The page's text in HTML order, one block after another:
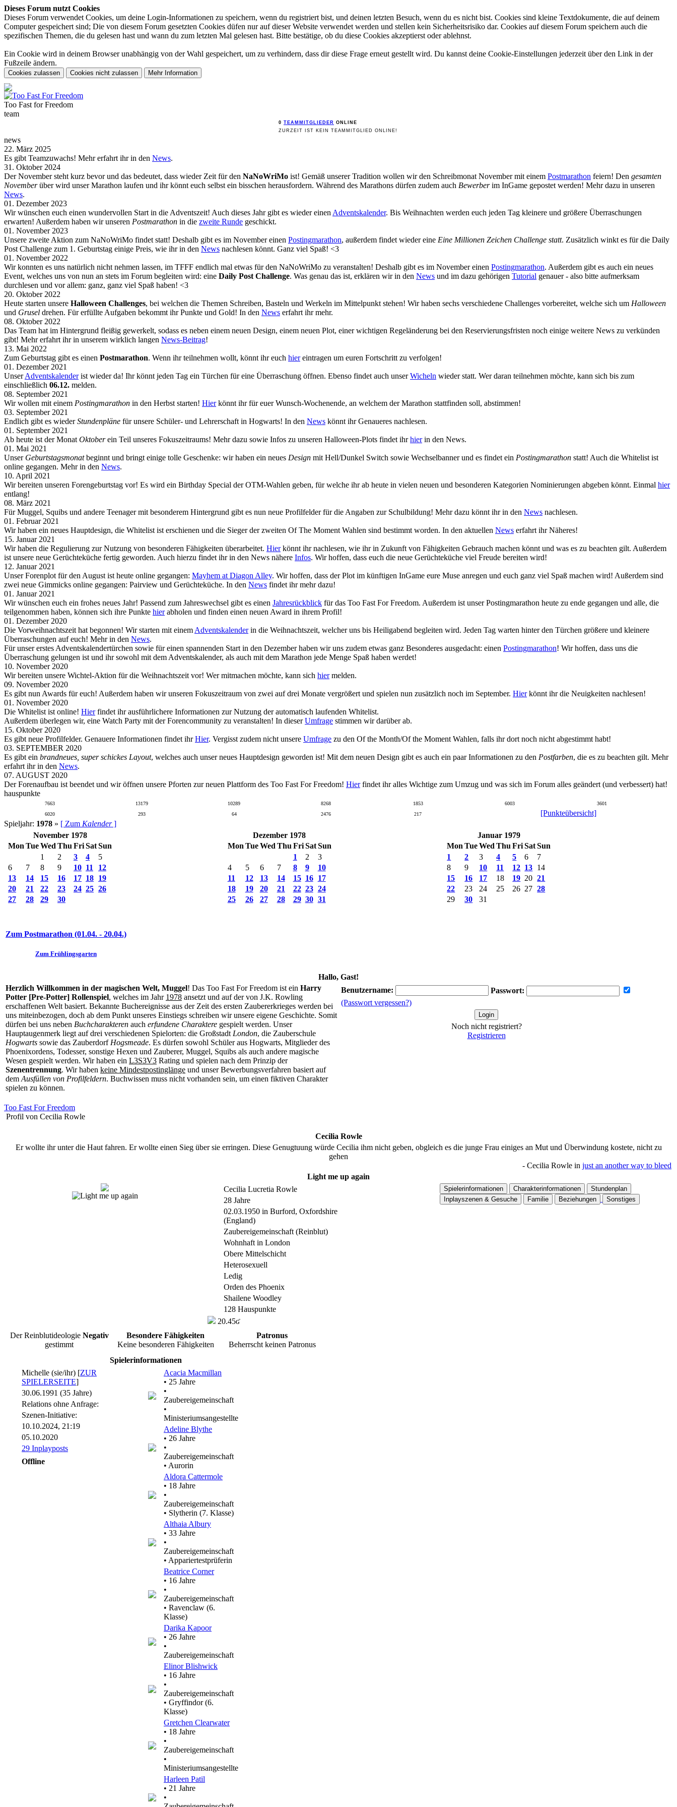
Dieses Forum nutzt Cookies
Dieses Forum verwendet Cookies, um deine Login-Informationen zu speichern, wenn du registriert bist, und deinen letzten Besuch, wenn du es nicht bist. Cookies sind kleine Textdokumente, die auf deinem
Computer gespeichert sind; Die von diesem Forum gesetzten Cookies düfen nur auf dieser Website verwendet werden und stellen kein Sicherheitsrisiko dar. Cookies auf diesem Forum speichern auch die
spezifischen Themen, die du gelesen hast und wann du zum letzten Mal gelesen hast. Bitte bestätige, ob du diese Cookies akzeptierst oder ablehnst.
Ein Cookie wird in deinem Browser unabhängig von der Wahl gespeichert, um zu verhindern, dass dir diese Frage erneut gestellt wird. Du kannst deine Cookie-Einstellungen jederzeit über den Link in der
Fußzeile ändern.
Too Fast forFreedom
team
0 TEAMMITGLIEDER ONLINE
ZURZEIT IST KEIN TEAMMITGLIED ONLINE!
news
22. März 2025
Es gibt Teamzuwachs! Mehr erfahrt ihr in den News.
31. Oktober 2024
Der November steht kurz bevor und das bedeutet, dass wieder Zeit für den NaNoWriMo ist! Gemäß unserer Tradition wollen wir den Schreibmonat November mit einem Postmarathon feiern! Den gesamten
Novemberüber wird unser Marathon laufen und ihr könnt euch selbst ein bisschen herausfordern. Während des Marathons dürfen zudem auch Bewerberim InGame gepostet werden! Mehr dazu in unseren
News.
01. Dezember 2023
Wir wünschen euch einen wundervollen Start in die Adventszeit! Auch dieses Jahr gibt es wieder einen Adventskalender. Bis Weihnachten werden euch jeden Tag kleinere und größere Überraschungen
erwarten! Außerdem haben wir unseren Postmarathon in die zweite Runde geschickt.
01. November 2023
Unsere zweite Aktion zum NaNoWriMo findet statt! Deshalb gibt es im November einen Postingmarathon, außerdem findet wieder eine Eine Millionen Zeichen Challenge statt. Zusätzlich winkt es für die Daily
Post Challenge zum 1. Geburtstag einige Preis, wie ihr in den News nachlesen könnt. Ganz viel Spaß! <3
01. November 2022
Wir konnten es uns natürlich nicht nehmen lassen, im TFFF endlich mal etwas für den NaNoWriMo zu veranstalten! Deshalb gibt es im November einen Postingmarathon. Außerdem gibt es auch ein neues
Event, welches uns von nun an stets im Forum begleiten wird: eine Daily Post Challenge. Was genau das ist, erklären wir in den News und im dazu gehörigen Tutorial genauer - also bitte aufmerksam
durchlesen und vor allem: ganz, ganz viel Spaß haben! <3
20. Oktober 2022
Heute starten unsere Halloween Challenges, bei welchen die Themen Schreiben, Basteln und Werkeln im Mittelpunkt stehen! Wir haben sechs verschiedene Challenges vorbereitet, welche sich um Halloween
und Grusel drehen. Für erfüllte Aufgaben bekommt ihr Punkte und Gold! In den News erfahrt ihr mehr.
08. Oktober 2022
Das Team hat im Hintergrund fleißig gewerkelt, sodass es neben einem neuen Design, einem neuen Plot, einer wichtigen Regeländerung bei den Reservierungsfristen noch einige weitere News zu verkünden
gibt! Mehr erfahrt ihr in unserem wirklich langen News-Beitrag!
13. Mai 2022
Zum Geburtstag gibt es einen Postmarathon. Wenn ihr teilnehmen wollt, könnt ihr euch hiereintragen um euren Fortschritt zu verfolgen!
01. Dezember 2021
UnserAdventskalenderist wieder da! Ihr könnt jeden Tag ein Türchen für eine Überraschung öffnen. Ebenso findet auch unserWicheln wieder statt. Wer daran teilnehmen möchte, kann sich bis zum
einschließlich 06.12. melden.
08. September 2021
Wir wollen mit einem Postingmarathon in den Herbst starten! Hierkönnt ihr für euer Wunsch-Wochenende, an welchem der Marathon stattfinden soll, abstimmen!
03. September 2021
Endlich gibt es wiederStundenpläne für unsere Schüler- und Lehrerschaft in Hogwarts! In den News könnt ihr Genaueres nachlesen.
01. September 2021
Ab heute ist der Monat Oktoberein Teil unseres Fokuszeitraums! Mehr dazu sowie Infos zu unseren Halloween-Plots findet ihrhierin den News.
01. Mai 2021
Unser Geburtstagsmonatbeginnt und bringt einige tolle Geschenke: wir haben ein neues Design mit Hell/Dunkel Switch sowie Wechselbanner und es findet ein Postingmarathon statt! Auch die Whitelist ist
online gegangen. Mehr in den News.
10. April 2021
Wir bereiten unseren Forengeburtstag vor! Es wird ein Birthday Special der OTM-Wahlen geben, für welche ihr ab heute in vielen neuen und besonderen Kategorien Nominierungen abgeben könnt. Einmal hier
entlang!
08. März 2021
Für Muggel, Squibs und andere Teenager mit besonderem Hintergrund gibt es nun neue Profilfelder für die Angaben zur Schulbildung! Mehr dazu könnt ihr in den News nachlesen.
01. Februar 2021
Wir haben ein neues Hauptdesign, die Whitelist ist erschienen und die Sieger der zweiten Of The Moment Wahlen sind bestimmt worden. In den aktuellen News erfahrt ihr Näheres!
15. Januar 2021
Wir haben die Regulierung zur Nutzung von besonderen Fähigkeiten überarbeitet. Hierkönnt ihr nachlesen, wie ihr in Zukunft von Fähigkeiten Gebrauch machen könnt und was es zu beachten gilt. Außerdem
ist unsere neue Gerüchteküche fertig geworden. Auch hierzu findet ihr in den News nähere Infos. Wir hoffen, dass euch die neue Gerüchteküche viel Freude bereiten wird!
12. Januar 2021
Unser Forenplot für den August ist heute online gegangen: Mayhem at Diagon Alley. Wir hoffen, dass der Plot im künftigen InGame eure Muse anregen und euch ganz viel Spaß machen wird! Außerdem sind
zwei neue Gimmicks online gegangen: Pairview und Gerüchteküche. In den News findet ihr mehr dazu!
01. Januar 2021
Wir wünschen euch ein frohes neues Jahr! Passend zum Jahreswechsel gibt es einen Jahresrückblick für das Too Fast For Freedom. Außerdem ist unser Postingmarathon heute zu ende gegangen und alle, die
teilgenommen haben, können sich ihre Punkte hierabholen und finden einen neuen Award in ihrem Profil!
01. Dezember 2020
Die Vorweihnachtszeit hat begonnen! Wir starten mit einem Adventskalenderin die Weihnachtszeit, welcher uns bis Heiligabend begleiten wird. Jeden Tag warten hinter den Türchen größere und kleinere
Überraschungen auf euch! Mehr in den News.
Für unser erstes Adventskalendertürchen sowie für einen spannenden Start in den Dezember haben wir uns zudem etwas ganz Besonderes ausgedacht: einen Postingmarathon! Wir hoffen, dass uns die
Überraschung gelungen ist und ihr sowohl mit dem Adventskalender, als auch mit dem Marathon jede Menge Spaß haben werdet!
10. November 2020
Wir bereiten unsere Wichtel-Aktion für die Weihnachtszeit vor! Wer mitmachen möchte, kann sich hiermelden.
09. November 2020
Es gibt nun Awards für euch! Außerdem haben wir unseren Fokuszeitraum von zwei auf drei Monate vergrößert und spielen nun zusätzlich noch im September. Hierkönnt ihr die Neuigkeiten nachlesen!
01. November 2020
Die Whitelist ist online! Hierfindet ihr ausführlichere Informationen zur Nutzung der automatisch laufenden Whitelist.
Außerdem überlegen wir, eine Watch Party mit der Forencommunity zu veranstalten! In dieserUmfrage stimmen wir darüber ab.
15. Oktober 2020
Es gibt neue Profilfelder. Genauere Informationen findet ihrHier. Vergisst zudem nicht unsere Umfrage zu den Of the Month/Of the Moment Wahlen, falls ihr dort noch nicht abgestimmt habt!
03. SEPTEMBER 2020
Es gibt ein brandneues, super schickes Layout, welches auch unser neues Hauptdesign geworden ist! Mit dem neuen Design gibt es auch ein paar Informationen zu den Postfarben, die es zu beachten gilt. Mehr
erfahrt ihr in den News.
07. AUGUST 2020
Der Forenaufbau ist beendet und wir öffnen unsere Pforten zur neuen Plattform des Too Fast For Freedom! Hierfindet ihr alles Wichtige zum Umzug und was sich im Forum alles geändert (und verbessert) hat!
hauspunkte
7663 13179 10289 8268 1853 6003
3601
6020
293 64 2476 217
[Punkteübersicht]
Spieljahr: 1978 » [ Zum Kalender]
November 1978
Mon TueWed Thu FriSatSun
1
2 3 4
5
6
7 8 9 10 11
12
13
14 15 16 17 18 19
20
21 22 23 24 25 26
27
28 29 30
Dezember 1978
Mon TueWed Thu FriSatSun
1
2
3
4
5 6 7 8 9
10
11
12 13 14 15 16
17
18
19 20 21 22 23 24
25
26 27 28 29 30 31
Januar 1979
Mon TueWed Thu FriSatSun
1
2 3 4 5 6
7
8
9 10 11 12 13 14
15
16 17 18 19 20 21
22
23 24 25 26 27 28
29
30 31
Zum Postmarathon (01.04. - 20.04.)
Zum Frühlingsgarten
Hallo, Gast!
Herzlich Willkommen in der magischen Welt, Muggel! Das Too Fast For Freedom ist ein Harry
Potter [Pre-Potter] Rollenspiel, welches im Jahr 1978 ansetzt und auf der von J.K. Rowling
erschaffenen Welt basiert. Bekannte Buchereignisse aus der Zeit des ersten Zaubererkrieges werden bei
uns miteinbezogen, doch ab dem Punkt unseres Einstiegs schreiben wir unsere eigene Geschichte. Somit
dürfen bei uns neben Buchcharakteren auch erfundene Charaktere gespielt werden. Unser
Hauptaugenmerk liegt auf drei verschiedenen Spielorten: die Großstadt London, die Zauberschule
Hogwarts sowie das Zauberdorf Hogsmeade. Es dürfen sowohl Schüler aus Hogwarts, Mitglieder des
Phoenixordens, Todesser, sonstige Hexen und Zauberer, Muggel, Squibs als auch andere magische
Wesen gespielt werden. Wir haben ein L3S3V3 Rating und spielen nach dem Prinzip der
Szenentrennung. Wir haben keine Mindestpostinglänge und unser Bewerbungsverfahren basiert auf
dem Ausfüllen von Profilfeldern. Buchwissen muss nicht vorhanden sein, um einen fiktiven Charakter
spielen zu können.
Benutzername:
Passwort:
(Passwort vergessen?)
Noch nicht registriert?
Registrieren
Too Fast For Freedom
Profil von Cecilia Rowle
Cecilia Rowle
Er wollte ihr unter die Haut fahren. Er wollte einen Sieg über sie erringen. Diese Genugtuung würde Cecilia ihm nicht geben, obgleich es die junge Frau einiges an Mut und Überwindung kostete, nicht zu
gehen
- Cecilia Rowle in just an another way to bleed
Light me up again
Cecilia Lucretia Rowle
28 Jahre
02.03.1950 in Burford, Oxfordshire
(England)
Zaubereigemeinschaft (Reinblut)
Wohnhaft in London
Obere Mittelschicht
Heterosexuell
Ledig
Orden des Phoenix
Shailene Woodley
128 Hauspunkte
20.45ʛ
Spielerinformationen Charakterinformationen
Stundenplan
Inplayszenen & Gesuche
Familie Beziehungen Sonstiges
Der Reinblutideologie Negativ
gestimmt
Besondere Fähigkeiten
Keine besonderen Fähigkeiten
Patronus
Beherrscht keinen Patronus
Spielerinformationen
Michelle (sie/ihr) [ZUR
SPIELERSEITE]
30.06.1991 (35 Jahre)
Relations ohne Anfrage:
Szenen-Initiative:
10.10.2024, 21:19
05.10.2020
29 Inplayposts
Offline
Acacia Macmillan
• 25 Jahre
•
Zaubereigemeinschaft
•
Ministeriumsangestellte
Adeline Blythe
• 26 Jahre
•
Zaubereigemeinschaft
• Aurorin
Aldora Cattermole
• 18 Jahre
•
Zaubereigemeinschaft
• Slytherin (7. Klasse)
Althaia Albury
• 33 Jahre
•
Zaubereigemeinschaft
• Appariertestprüferin
Beatrice Corner
• 16 Jahre
•
Zaubereigemeinschaft
• Ravenclaw (6.
Klasse)
Darika Kapoor
• 26 Jahre
•
Zaubereigemeinschaft
Elinor Blishwick
• 16 Jahre
•
Zaubereigemeinschaft
• Gryffindor (6.
Klasse)
Gretchen Clearwater
• 18 Jahre
•
Zaubereigemeinschaft
•
Ministeriumsangestellte
Harleen Patil
• 21 Jahre
•